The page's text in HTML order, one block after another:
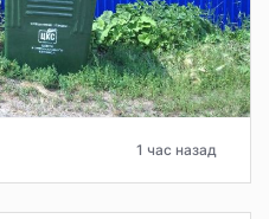
1 час назад